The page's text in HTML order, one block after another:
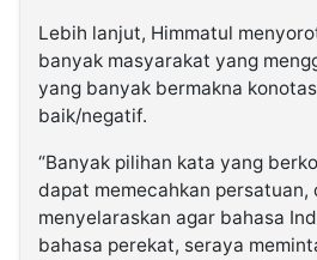
Lebih lanjut, Himmatul
banyak masyarakat yang
yang banyak bermakna
baik/negatif.
“Banyak pilihan kata yang
dapat memecahkan
menyelaraskan agar bahasa
bahasa perekat, seraya